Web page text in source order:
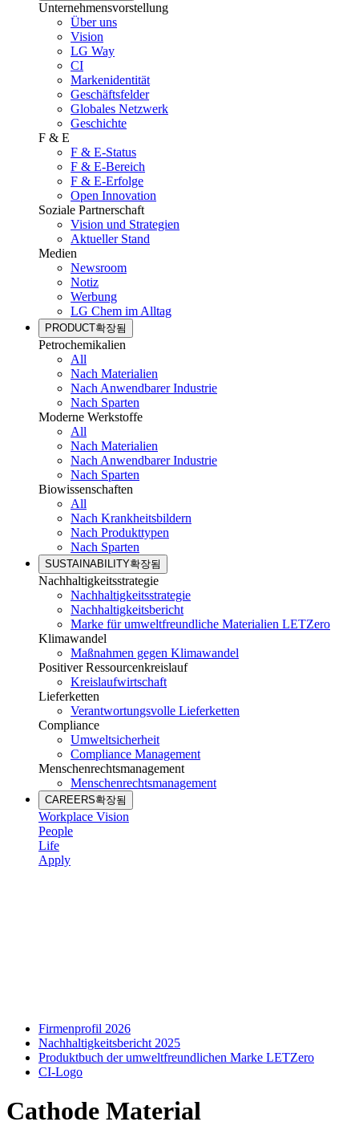
Unternehmensvorstellung
Über uns
Vision
LG Way
CI
Markenidentität
Geschäftsfelder
Globales Netzwerk
Geschichte
F & E
F & E-Status
F & E-Bereich
F & E-Erfolge
Open Innovation
Soziale Partnerschaft
Vision und Strategien
Aktueller Stand
Medien
Newsroom
Notiz
Werbung
LG Chem im Alltag
PRODUCT확장됨
Petrochemikalien
All
Nach Materialien
Nach Anwendbarer Industrie
Nach Sparten
Moderne Werkstoffe
All
Nach Materialien
Nach Anwendbarer Industrie
Nach Sparten
Biowissenschaften
All
Nach Krankheitsbildern
Nach Produkttypen
Nach Sparten
SUSTAINABILITY확장됨
Nachhaltigkeitsstrategie
Nachhaltigkeitsstrategie
Nachhaltigkeitsbericht
Marke für umweltfreundliche Materialien LETZero
Klimawandel
Maßnahmen gegen Klimawandel
Positiver Ressourcenkreislauf
Kreislaufwirtschaft
Lieferketten
Verantwortungsvolle Lieferketten
Compliance
Umweltsicherheit
Compliance Management
Menschenrechtsmanagement
Menschenrechtsmanagement
CAREERS확장됨
Workplace Vision
People
Life
Apply
Firmenprofil 2026
Nachhaltigkeitsbericht 2025
Produktbuch der umweltfreundlichen Marke LETZero
CI-Logo
Cathode Material